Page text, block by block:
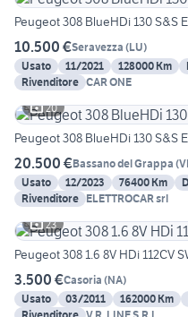
Peugeot 308 BlueHDi 130 S&S
10.500 €Seravezza (LU)
Usato
11/2021 128000 Km
Rivenditore CAR ONE
20
Peugeot 308 BlueHDi 130 S&S
20.500 €Bassano del Grappa (VI
Usato
12/2023 76400 Km
Rivenditore ELETTROCAR srl
23
Peugeot 308 1.6 8V HDi 112CV
3.500 €Casoria (NA)
Usato
03/2011 162000 Km